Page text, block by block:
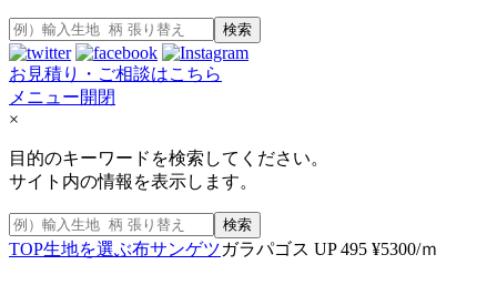
検索
お見積り・ご相談はこちら
メニュー開閉
×
目的のキーワードを検索してください。
サイト内の情報を表示します。
検索
TOP生地を選ぶ布サンゲツガラパゴス UP 495 ¥5300/ｍ